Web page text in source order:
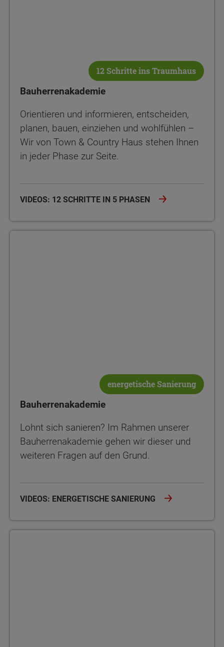
12 Schritte ins Traumhaus
Bauherrenakademie
Orientieren und informieren, entscheiden,
planen, bauen, einziehen und wohlfühlen –
Wir von Town & Country Haus stehen Ihnen
in jeder Phase zur Seite.
VIDEOS: 12 SCHRITTE IN 5 PHASEN
energetische Sanierung
Bauherrenakademie
Lohnt sich sanieren? Im Rahmen unserer
Bauherrenakademie gehen wir dieser und
weiteren Fragen auf den Grund.
VIDEOS: ENERGETISCHE SANIERUNG